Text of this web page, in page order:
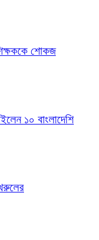
শোকজ
১০ বাংলাদেশি